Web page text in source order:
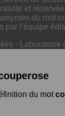
et
du mot
par l’équipe
-
du mot